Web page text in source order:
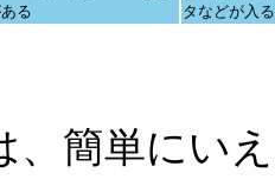
る
タなどが入る
簡単にい